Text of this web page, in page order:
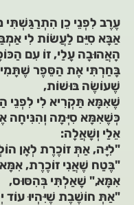
עֶרֶב לִפְנֵי כֵן הִתְרַגַּשְׁתִּי
אַבָּא סִיֵּם לַעֲשׂוֹת לִי
הָאֲהוּבָה עָלַי, זוֹ עִם
בָּחַרְתִּי אֶת הַסֵּפֶר
שֶׁעוֹשֶׂה בּוּשׁוֹת,
שֶׁאִמָּא תַּקְרִיא לִי לִפְנֵי
כְּשֶׁאִמָּא סִיְּמָה וְהִנִּיחָה
אֵלַי וְשָׁאֲלָה:
"לִיָּה, אַתְּ זוֹכֶרֶת לְאָן
"בֶּטַח שֶׁאֲנִי זוֹכֶרֶת,
אִמָּא," שָׁאַלְתִּי בְּהִסּוּס,
"אַתְּ חוֹשֶׁבֶת שֶׁיִּהְיוּ עוֹד